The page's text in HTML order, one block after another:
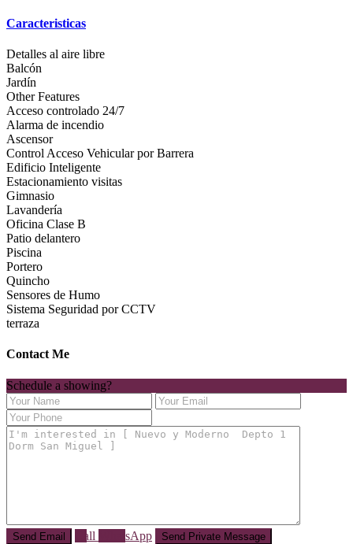
Caracteristicas
Detalles al aire libre
Balcón
Jardín
Other Features
Acceso controlado 24/7
Alarma de incendio
Ascensor
Control Acceso Vehicular por Barrera
Edificio Inteligente
Estacionamiento visitas
Gimnasio
Lavandería
Oficina Clase B
Patio delantero
Piscina
Portero
Quincho
Sensores de Humo
Sistema Seguridad por CCTV
terraza
Contact Me
Schedule a showing?
Call
WhatsApp